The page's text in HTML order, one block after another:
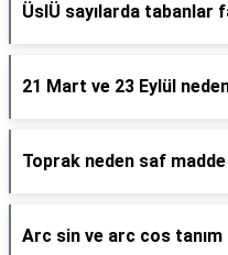
ÜslÜ sayılarda tabanlar
21 Mart ve 23 Eylül
Toprak neden saf
Arc sin ve arc cos tanım